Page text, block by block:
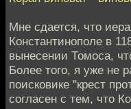
Мне сдается, что
Константинополе в
вынесении Томоса,
Более того, я уже не
поисковике "крест
согласен с тем, что